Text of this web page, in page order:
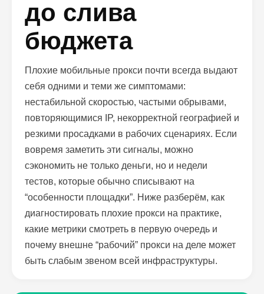
до слива
бюджета
Плохие мобильные прокси почти всегда выдают
себя одними и теми же симптомами:
нестабильной скоростью, частыми обрывами,
повторяющимися IP, некорректной географией и
резкими просадками в рабочих сценариях. Если
вовремя заметить эти сигналы, можно
сэкономить не только деньги, но и недели
тестов, которые обычно списывают на
“особенности площадки”. Ниже разберём, как
диагностировать плохие прокси на практике,
какие метрики смотреть в первую очередь и
почему внешне “рабочий” прокси на деле может
быть слабым звеном всей инфраструктуры.